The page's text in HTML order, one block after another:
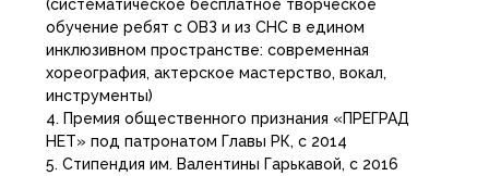
(систематическое бесплатное творческое
обучение ребят с ОВЗ и из СНС в едином
инклюзивном пространстве: современная
хореография, актерское мастерство, вокал,
инструменты)
4. Премия общественного признания «ПРЕГРАД
НЕТ» под патронатом Главы РК, с 2014
5. Стипендия им. Валентины Гарькавой, с 2016